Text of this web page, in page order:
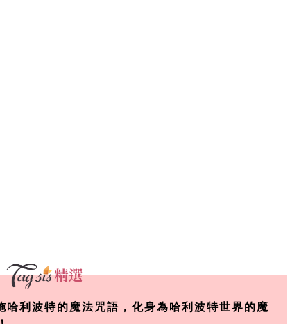
利波特的魔法咒語，化身為哈利波特世界的魔